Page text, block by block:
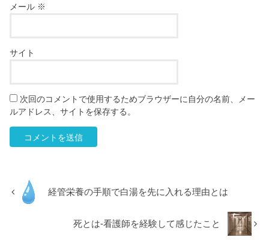
メール ※
サイト
次回のコメントで使用するためブラウザーに自分の名前、メー
ルアドレス、サイトを保存する。
経管栄養の手順で白湯を先に入れる理由とは
死とは-看護師を経験して感じたこと